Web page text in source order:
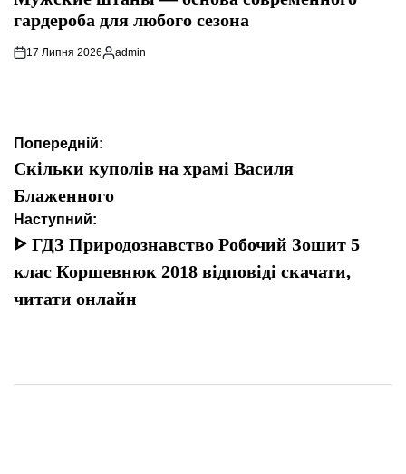
гардероба для любого сезона
17 Липня 2026
Опубліковано
admin
Навігація
записів
Попередній:
Скільки куполів на храмі Василя
Блаженного
Наступний:
ᐈ ГДЗ Природознавство Робочий Зошит 5
клас Коршевнюк 2018 відповіді скачати,
читати онлайн